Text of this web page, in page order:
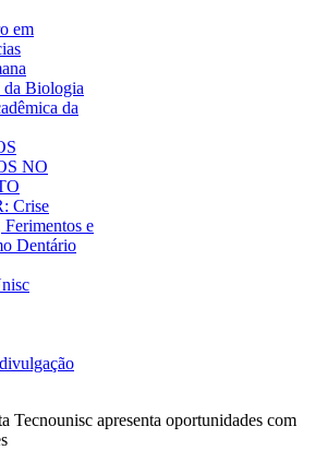
em
da Biologia
da
NO
Crise
e
Dentário
Tecnounisc apresenta oportunidades com